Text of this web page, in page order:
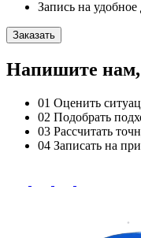
Запись на
Заказать
Напишите
01 Оценить
02 Подобрать
03 Рассчитать
04 Записать на